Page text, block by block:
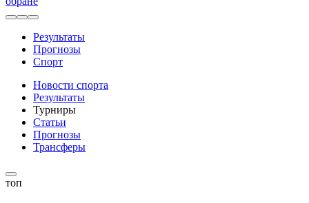
Результаты
Прогнозы
Спорт
Новости спорта
Результаты
Турниры
Статьи
Прогнозы
Трансферы
топ